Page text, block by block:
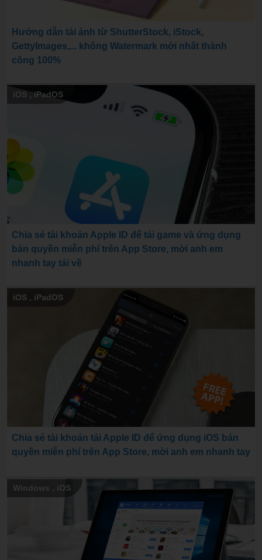
Hướng dẫn tải ảnh từ ShutterStock, iStock,
GettyImages,... không Watermark mới nhất thành
công 100%
iOS ,iPadOS
Chia sẻ tài khoản Apple ID để tải game và ứng dụng
bản quyền miễn phí trên App Store, mời anh em
nhanh tay tải về
iOS , iPadOS
Chia sẻ tài khoản tải Apple ID để ứng dụng iOS bản
quyền miễn phí trên App Store, mời anh em nhanh tay
Windows , iOS